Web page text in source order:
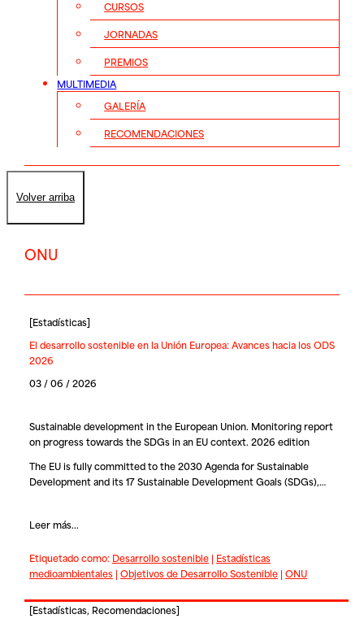
CURSOS
JORNADAS
PREMIOS
MULTIMEDIA
GALERÍA
RECOMENDACIONES
Volver arriba
ONU
[Estadísticas]
El desarrollo sostenible en la Unión Europea: Avances hacia los ODS
2026
03 / 06 / 2026
Sustainable development in the European Union. Monitoring report
on progress towards the SDGs in an EU context. 2026 edition
The EU is fully committed to the 2030 Agenda for Sustainable
Development and its 17 Sustainable Development Goals (SDGs),…
Leer más...
Etiquetado como: Desarrollo sostenible| Estadísticas
medioambientales| Objetivos de Desarrollo Sostenible| ONU
[Estadísticas, Recomendaciones]